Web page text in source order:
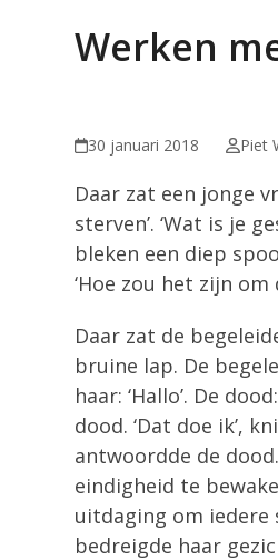
Werken
30 januari 2018 Piet
Daar zat een jonge
sterven’. ‘Wat is je
bleken een diep
‘Hoe zou het zijn
Daar zat de
bruine lap. De
haar: ‘Hallo’. De
dood. ‘Dat doe ik’,
antwoordde de
eindigheid te
uitdaging om iedere
bedreigde haar